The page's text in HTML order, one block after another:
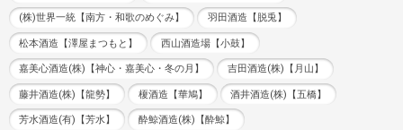
(株)世界一統【南方・和歌のめぐみ】 羽田酒造【脱兎】
松本酒造【澤屋まつもと】 西山酒造場【小鼓】
嘉美心酒造(株)【神心・嘉美心・冬の月】 吉田酒造(株)【月山】
藤井酒造(株)【龍勢】 榎酒造【華鳩】 酒井酒造(株)【五橋】
芳水酒造(有)【芳水】 酔鯨酒造(株)【酔鯨】